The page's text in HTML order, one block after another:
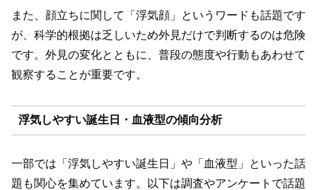
また、顔立ちに関して「浮気顔」というワードも話題です
が、科学的根拠は乏しいため外見だけで判断するのは危険
です。外見の変化とともに、普段の態度や行動もあわせて
観察することが重要です。
浮気しやすい誕生日・血液型の傾向分析
一部では「浮気しやすい誕生日」や「血液型」といった話
題も関心を集めています。以下は調査やアンケートで話題